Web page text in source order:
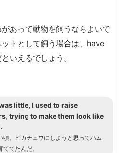
あって動物を飼うならよいで
トとして飼う場合は、have
いえるでしょう。
little, I used to raise
trying to make them look like
頃、ピカチュウにしようと思ってハム
ててたんだ。